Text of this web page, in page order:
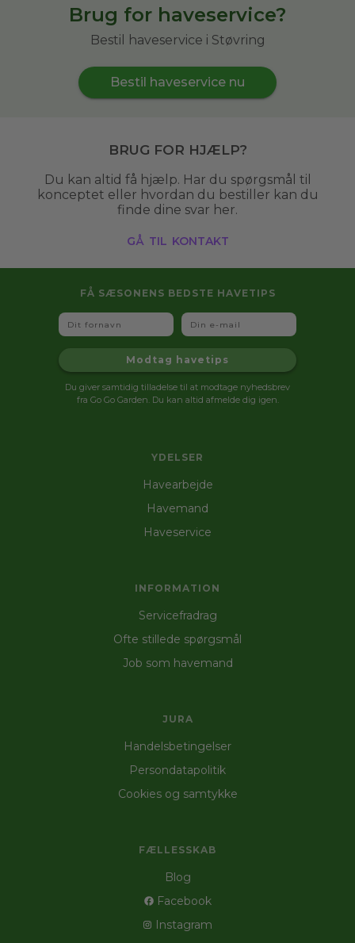
Brug for haveservice?
Bestil haveservice i Støvring
Bestil haveservice nu
Brug for hjælp?
Du kan altid få hjælp. Har du spørgsmål til
konceptet eller hvordan du bestiller kan du
finde dine svar her.
gå til kontakt
YDELSER
Havearbejde
Havemand
Haveservice
INFORMATION
Servicefradrag
Ofte stillede spørgsmål
Job som havemand
JURA
Handelsbetingelser
Persondatapolitik
Cookies og samtykke
FÆLLESSKAB
Blog
Facebook
Instagram
FÅ SÆSONENS BEDSTE HAVETIPS
Fornavn Email
Modtag havetips
Du giver samtidig tilladelse til at modtage nyhedsbrev
fra Go Go Garden. Du kan altid afmelde dig igen.